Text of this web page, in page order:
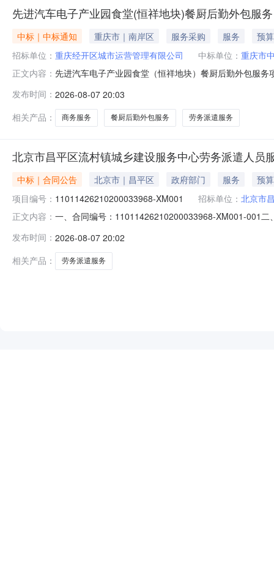
先进汽车电子产业园食堂(恒祥地块)餐厨后勤外包服务
中标｜中标通知 重庆市｜南岸区 服务采购 服务
预
招标单位： 重庆经开区城市运营管理有限公司 中标单位： 重庆市
正文内容： 先进汽车电子产业园食堂（恒祥地块）餐厨后勤外包服
￥957,000.78元金额说明:详附件。选取时间:2026-08-
发布时间： 2026-08-07 20:03
相关产品：
商务服务 餐厨后勤外包服务 劳务派遣服务
北京市昌平区流村镇城乡建设服务中心劳务派遣人员
中标｜合同公告 北京市｜昌平区 政府部门 服务
预
项目编号： 11011426210200033968-XM001 招标单位： 北京市
正文内容： 一、合同编号：11011426210200033968-XM001-001
心地址：北京市昌平区流村镇下店村北联系方式：
标的名称
发布时间： 2026-08-07 20:02
相关产品：
劳务派遣服务